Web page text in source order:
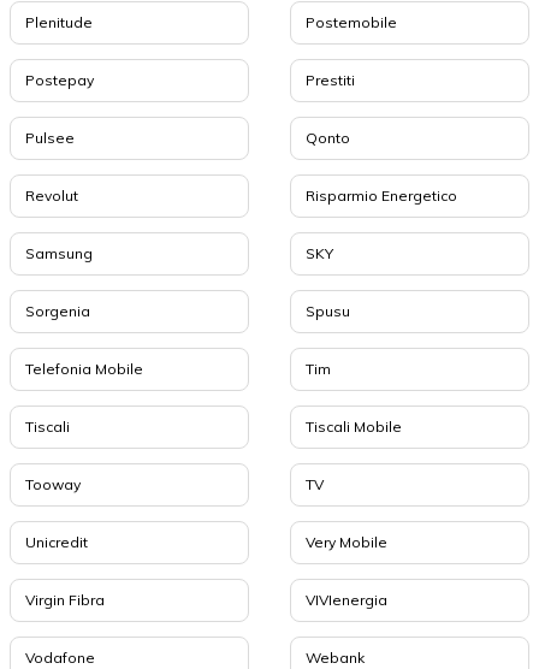
Plenitude Postemobile
Postepay Prestiti
Pulsee Qonto
Revolut Risparmio Energetico
Samsung SKY
Sorgenia Spusu
Telefonia Mobile Tim
Tiscali Tiscali Mobile
Tooway TV
Unicredit Very Mobile
Virgin Fibra VIVIenergia
Vodafone Webank